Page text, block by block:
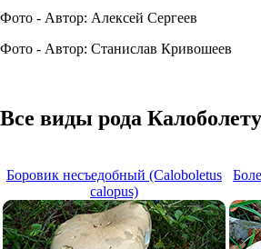
Фото - Автор: Алексей Сергеев
Фото - Автор: Станислав Кривошеев
Все виды рода
Боровик несъедобный (Caloboletus
calopus)